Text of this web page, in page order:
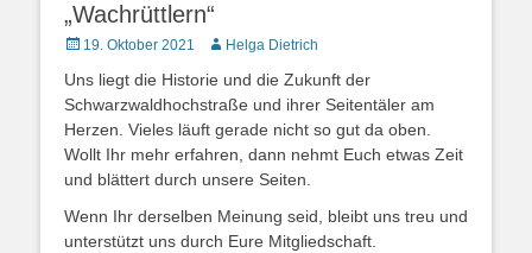
„Wachrüttlern“
Veröffentlicht
19. Oktober 2021 AutorHelga Dietrich
Uns liegt die Historie und die Zukunft der
Schwarzwaldhochstraße und ihrer Seitentäler am
Herzen. Vieles läuft gerade nicht so gut da oben.
Wollt Ihr mehr erfahren, dann nehmt Euch etwas Zeit
und blättert durch unsere Seiten.
Wenn Ihr derselben Meinung seid, bleibt uns treu und
unterstützt uns durch Eure Mitgliedschaft.